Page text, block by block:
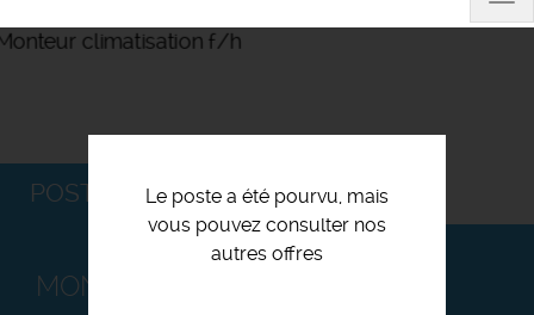
Le poste a été pourvu, mais
vous pouvez consulter nos
autres offres
POSTULEZ
MONTEUR CLIMATISATION F/H